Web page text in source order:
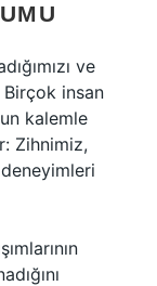
ve
insan
kalemle
Zihnimiz,